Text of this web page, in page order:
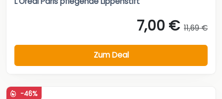
7,00 € 11,69 €
Zum Deal
-46%